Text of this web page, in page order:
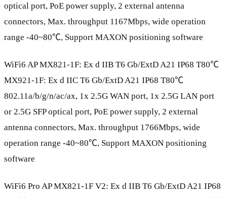
optical port, PoE power supply, 2 external antenna
connectors, Max. throughput 1167Mbps, wide operation
range -40~80℃, Support MAXON positioning software
WiFi6 AP MX821-1F: Ex d IIB T6 Gb/ExtD A21 IP68 T80℃
MX921-1F: Ex d IIC T6 Gb/ExtD A21 IP68 T80℃
802.11a/b/g/n/ac/ax, 1x 2.5G WAN port, 1x 2.5G LAN port
or 2.5G SFP optical port, PoE power supply, 2 external
antenna connectors, Max. throughput 1766Mbps, wide
operation range -40~80℃, Support MAXON positioning
software
WiFi6 Pro AP MX821-1F V2: Ex d IIB T6 Gb/ExtD A21 IP68